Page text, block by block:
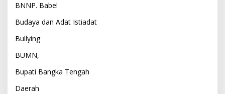
BNNP. Babel
Budaya dan Adat Istiadat
Bullying
BUMN,
Bupati Bangka Tengah
Daerah